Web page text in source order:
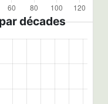
décades